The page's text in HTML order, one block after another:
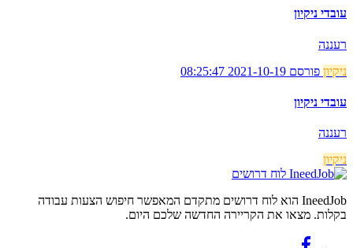
עובדי ניקיון
רעננה
ניקיון פורסם 2021-10-19 08:25:47
עובדי ניקיון
רעננה
ניקיון
לוח דרושים
IneedJob הוא לוח דרושים מתקדם המאפשר חיפוש הצעות עבודה
בקלות. מצאו את הקריירה החדשה שלכם היום.